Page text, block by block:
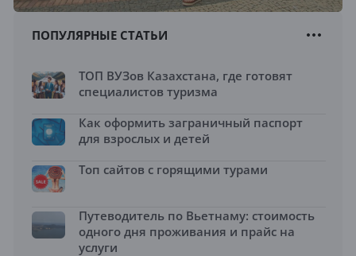
ПОПУЛЯРНЫЕ СТАТЬИ
ТОП ВУЗов Казахстана, где готовят
специалистов туризма
Как оформить заграничный паспорт
для взрослых и детей
Топ сайтов с горящими турами
Путеводитель по Вьетнаму: стоимость
одного дня проживания и прайс на
услуги